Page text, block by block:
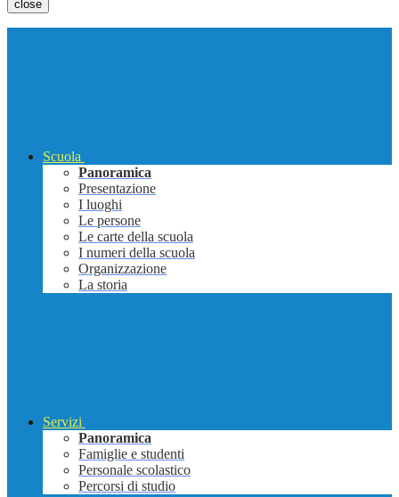
close
Scuola
Panoramica
Presentazione
I luoghi
Le persone
Le carte della scuola
I numeri della scuola
Organizzazione
La storia
Servizi
Panoramica
Famiglie e studenti
Personale scolastico
Percorsi di studio